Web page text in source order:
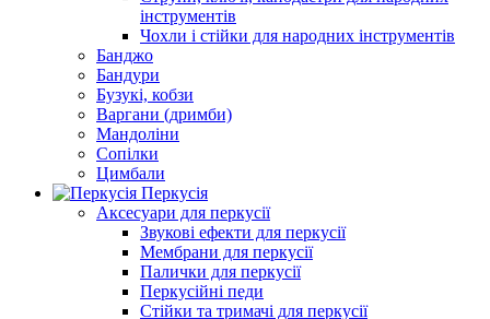
інструментів
Чохли і стійки для народних інструментів
Банджо
Бандури
Бузукі, кобзи
Варгани (дримби)
Мандоліни
Сопілки
Цимбали
Перкусія
Аксесуари для перкусії
Звукові ефекти для перкусії
Мембрани для перкусії
Палички для перкусії
Перкусійні педи
Стійки та тримачі для перкусії